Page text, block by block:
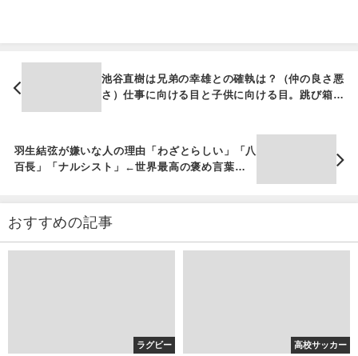
池谷直樹は兄弟の幸雄との確執は？（仲の良さ悪
さ）仕事に向ける目と子供に向ける目。跳び箱記
録と身長
羽生結弦が嫌いな人の理由「わざとらしい」「八
百長」「ナルシスト」←世界最高の褒め言葉？海
外の反応と韓国での人気
おすすめの記事
ラグビー 高校サッカー